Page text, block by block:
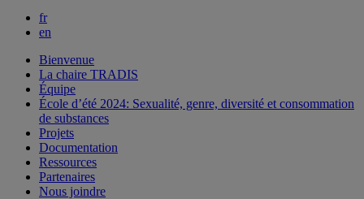
fr
en
Bienvenue
La chaire TRADIS
Équipe
École d’été 2024: Sexualité, genre, diversité et consommation
de substances
Projets
Documentation
Ressources
Partenaires
Nous joindre